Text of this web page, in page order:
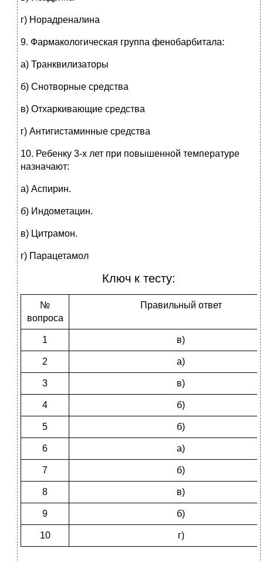
г) Норадреналина
9. Фармакологическая группа фенобарбитала:
а) Транквилизаторы
б) Снотворные средства
в) Отхаркивающие средства
г) Антигистаминные средства
10. Ребенку 3-х лет при повышенной температуре
назначают:
а) Аспирин.
б) Индометацин.
в) Цитрамон.
г) Парацетамол
Ключ к тесту:
№
вопроса
Правильный ответ
1 в)
2 а)
3 в)
4 б)
5 б)
6 а)
7 б)
8 в)
9 б)
10 г)